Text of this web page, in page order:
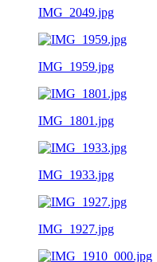
IMG_2049.jpg
IMG_1959.jpg
IMG_1801.jpg
IMG_1933.jpg
IMG_1927.jpg